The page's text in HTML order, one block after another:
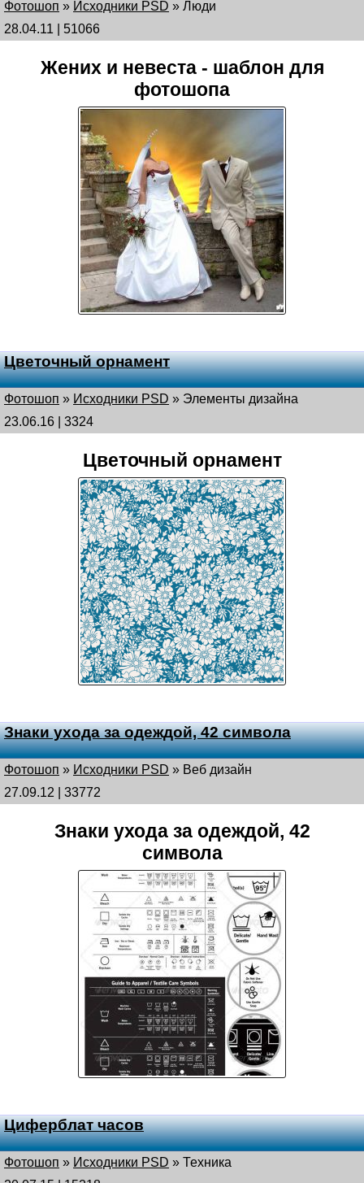
Фотошоп » Исходники PSD » Люди
28.04.11 | 51066
Жених и невеста - шаблон для
фотошопа
Цветочный орнамент
Фотошоп » Исходники PSD » Элементы дизайна
23.06.16 | 3324
Цветочный орнамент
Знаки ухода за одеждой, 42 символа
Фотошоп » Исходники PSD » Веб дизайн
27.09.12 | 33772
Знаки ухода за одеждой, 42
символа
Циферблат часов
Фотошоп » Исходники PSD » Техника